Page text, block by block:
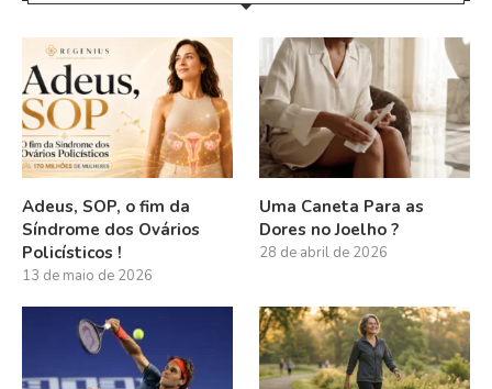
Adeus, SOP, o fim da
Síndrome dos Ovários
Policísticos !
13 de maio de 2026
Uma Caneta Para as
Dores no Joelho ?
28 de abril de 2026